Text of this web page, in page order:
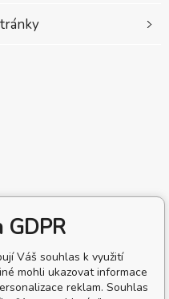
GDPR
Váš souhlas k využití
mohli ukazovat informace
reklam. Souhlas